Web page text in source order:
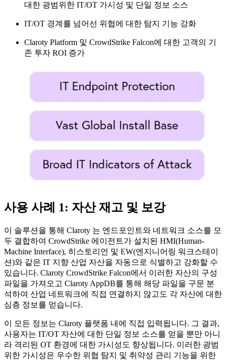
대한 광범위한 IT/OT 가시성 및 단일 정보 소스
IT/OT 경계를 넘어선 위협에 대한 탐지 기능 강화
Claroty Platform 및 CrowdStrike Falcon에 대한 고객의 기
존 투자 ROI 증가
사용 사례 1: 자산 재고 및 보강
이 솔루션을 통해 Claroty 는 엔드포인트와 네트워크 소스를 모
두 결합하여 CrowdStrike 에이전트가 설치된 HMI(Human-
Machine Interface), 히스토리언 및 EW(엔지니어링 워크스테이
션)와 같은 IT 지향 산업 자산을 자동으로 식별하고 강화할 수
있습니다. Claroty CrowdStrike Falcon에서 이러한 자산의 구성
파일을 가져오고 Claroty AppDB를 통해 해당 파일을 구문 분
석하여 산업 네트워크에 직접 연결하지 않고도 각 자산에 대한
심층 정보를 얻습니다.
이 모든 정보는 Claroty 플랫폼 내에 직접 입력됩니다. 그 결과,
사용자는 IT/OT 자산에 대한 단일 정보 소스를 얻을 뿐만 아니
라 격리된 OT 환경에 대한 가시성도 향상됩니다. 이러한 광범
위한 가시성은 우수한 위협 탐지 및 취약성 관리 기능을 위한